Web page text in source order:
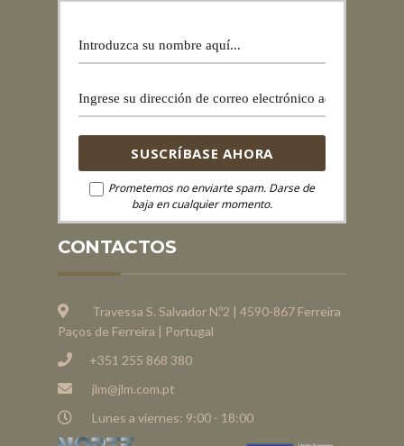
Prometemos no enviarte spam. Darse de
baja en cualquier momento.
CONTACTOS
Travessa S. Salvador N.º2 | 4590-867 Ferreira
Paços de Ferreira | Portugal
+351 255 868 380
jlm@jlm.com.pt
Lunes a viernes: 9:00 - 18:00